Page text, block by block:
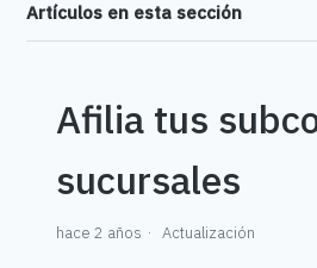
Artículos en esta sección
Afilia tus
sucursales
hace 2 años Actualización